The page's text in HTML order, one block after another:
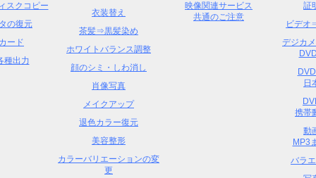
スクコピー
の復元
ード
種出力
衣装替え
茶髪⇒黒髪染め
ホワイトバランス調整
顔のシミ・しわ消し
肖像写真
メイクアップ
退色カラー復元
美容整形
カラーバリエーションの変
更
映像関連サービス
共通のご注意
証
ビデオ
デジカ
日
携帯
動
MP3
バラ